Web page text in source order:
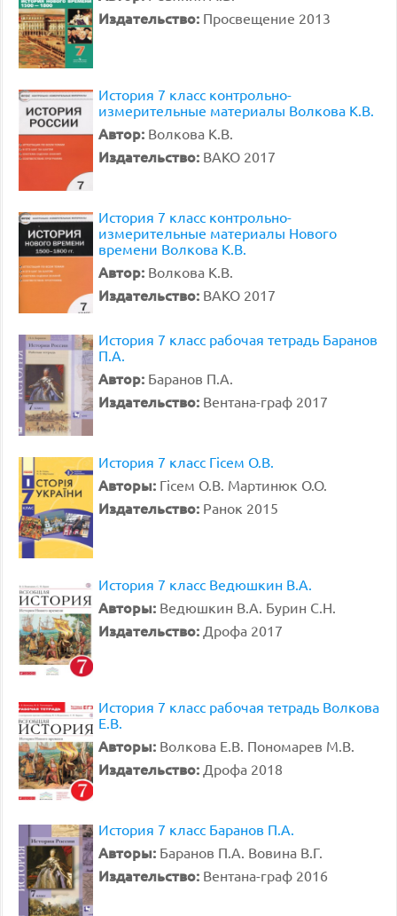
Издательство: Просвещение 2013
История 7 класс контрольно-
измерительные материалы Волкова К.В.
Автор: Волкова К.В.
Издательство: ВАКО 2017
История 7 класс контрольно-
измерительные материалы Нового
времени Волкова К.В.
Автор: Волкова К.В.
Издательство: ВАКО 2017
История 7 класс рабочая тетрадь Баранов
П.А.
Автор: Баранов П.А.
Издательство: Вентана-граф 2017
История 7 класс Гiсем О.В.
Авторы: Гiсем О.В. Мартинюк О.О.
Издательство: Ранок 2015
История 7 класс Ведюшкин В.А.
Авторы: Ведюшкин В.А. Бурин С.Н.
Издательство: Дрофа 2017
История 7 класс рабочая тетрадь Волкова
Е.В.
Авторы: Волкова Е.В. Пономарев М.В.
Издательство: Дрофа 2018
История 7 класс Баранов П.А.
Авторы: Баранов П.А. Вовина В.Г.
Издательство: Вентана-граф 2016